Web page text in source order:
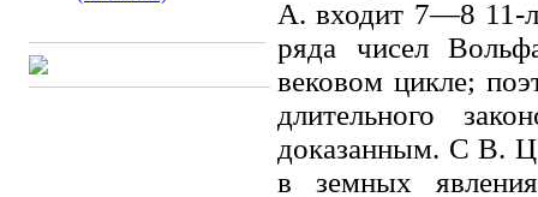
А. входит 7—8 11-
ряда чисел
вековом цикле;
длительного
доказанным. С В.
в земных